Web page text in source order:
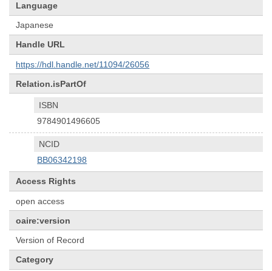
Language
Japanese
Handle URL
https://hdl.handle.net/11094/26056
Relation.isPartOf
ISBN
9784901496605
NCID
BB06342198
Access Rights
open access
oaire:version
Version of Record
Category